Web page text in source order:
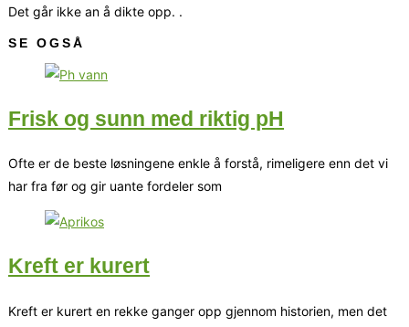
Det går ikke an å dikte opp. .
SE OGSÅ
Frisk og sunn med riktig pH
Ofte er de beste løsningene enkle å forstå, rimeligere enn det vi
har fra før og gir uante fordeler som
Kreft er kurert
Kreft er kurert en rekke ganger opp gjennom historien, men det